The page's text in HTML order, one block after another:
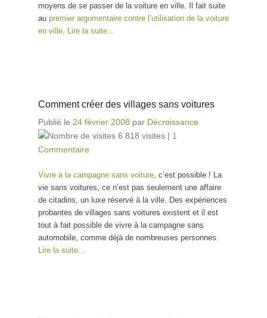
moyens de se passer de la voiture en ville. Il fait suite
au premier argumentaire contre l’utilisation de la voiture
en ville. Lire la suite…
Comment créer des villages sans voitures
Publié le 24 février 2008 par Décroissance
6 818 visites | 1
Commentaire
Vivre à la campagne sans voiture, c’est possible ! La
vie sans voitures, ce n’est pas seulement une affaire
de citadins, un luxe réservé à la ville. Des expériences
probantes de villages sans voitures existent et il est
tout à fait possible de vivre à la campagne sans
automobile, comme déjà de nombreuses personnes.
Lire la suite…